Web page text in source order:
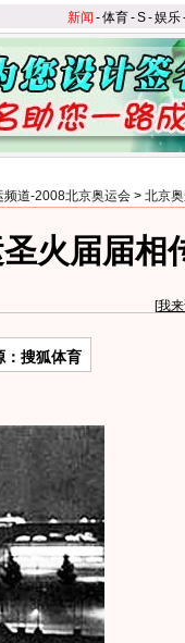
新闻 -体育-S-娱乐
频道-2008北京奥运会 > 北京
火届届相
[我
：搜狐体育